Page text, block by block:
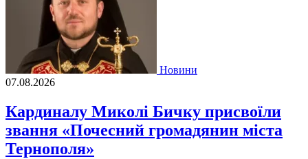
Новини
07.08.2026
Кардиналу Миколі Бичку присвоїли
звання «Почесний громадянин міста
Тернополя»